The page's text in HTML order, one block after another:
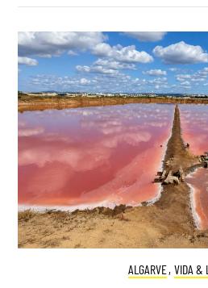
ALGARVE, VIDA &